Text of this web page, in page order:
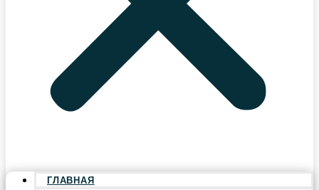
ГЛАВНАЯ